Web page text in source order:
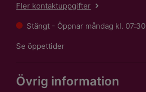
Fler kontaktuppgifter
Stängt - Öppnar måndag kl. 07:30
Se öppettider
Övrig information